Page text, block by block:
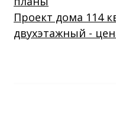
Проект дома 114
двухэтажный -